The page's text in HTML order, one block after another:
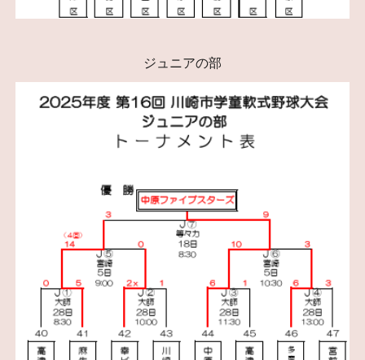
ジュニアの部